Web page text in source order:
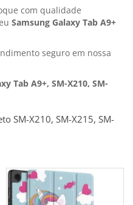
com qualidade
Samsung Galaxy Tab A9+
seguro em nossa
Tab A9+, SM-X210, SM-
SM-X210, SM-X215, SM-